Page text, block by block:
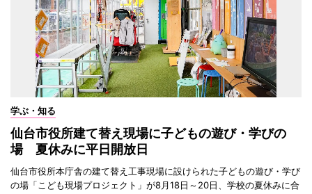
学ぶ・知る
仙台市役所建て替え現場に子どもの遊び・学びの
場 夏休みに平日開放日
仙台市役所本庁舎の建て替え工事現場に設けられた子どもの遊び・学び
の場「こども現場プロジェクト」が8月18日～20日、学校の夏休みに合